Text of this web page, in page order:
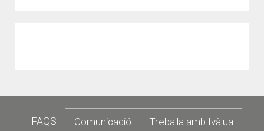
Footer
FAQS Comunicació Treballa amb Ivàlua